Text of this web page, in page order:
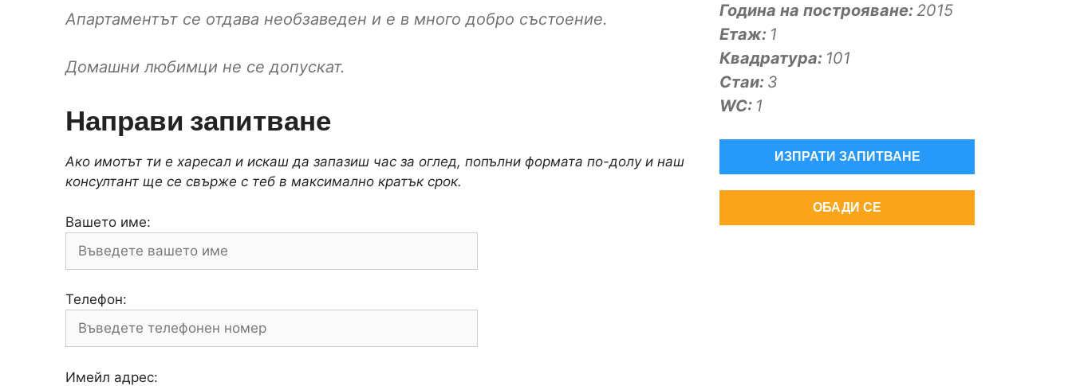
Апартаментът се отдава необзаведен и е в много добро състоение.
Домашни любимци не се допускат.
Направи запитване
Ако имотът ти е харесал и искаш да запазиш час за оглед, попълни формата по-долу и наш
консултант ще се свърже с теб в максимално кратък срок.
Вашето име:
Телефон:
Имейл адрес:
Година на построяване:2015
Eтаж: 1
Квадратура: 101
Стаи: 3
WC: 1
ИЗПРАТИ ЗАПИТВАНЕ
ОБАДИ СЕ